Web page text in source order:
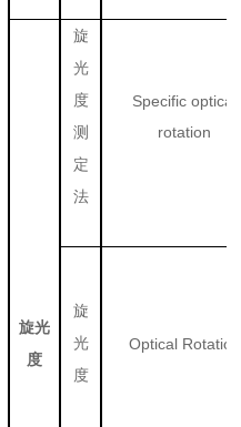
旋光
度
旋
光
度
测
定
法
Specific optical
rotation
旋
光
度
Optical Rotation